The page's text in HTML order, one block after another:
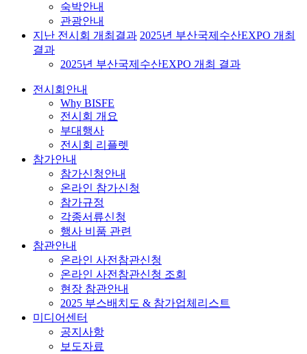
숙박안내
관광안내
지난 전시회 개최결과 2025년 부산국제수산EXPO 개최
결과
2025년 부산국제수산EXPO 개최 결과
전시회안내
Why BISFE
전시회 개요
부대행사
전시회 리플렛
참가안내
참가신청안내
온라인 참가신청
참가규정
각종서류신청
행사 비품 관련
참관안내
온라인 사전참관신청
온라인 사전참관신청 조회
현장 참관안내
2025 부스배치도 & 참가업체리스트
미디어센터
공지사항
보도자료